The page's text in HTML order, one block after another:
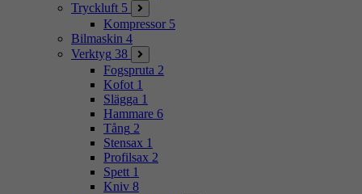
Tryckluft 5
Kompressor 5
Bilmaskin 4
Verktyg 38
Fogspruta 2
Kofot 1
Slägga 1
Hammare 6
Tång 2
Stensax 1
Profilsax 2
Spett 1
Kniv 8